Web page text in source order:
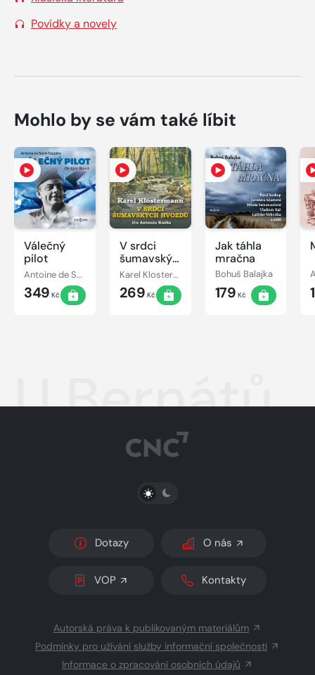
Povídky a novely
Mohlo by se vám také líbit
Válečný
pilot
Antoine de Saint-Exupéry
349 Kč
V srdci
šumavských
hvozdů
Karel Klostermann
269 Kč
Jak táhla
mračna
Bohuš Balajka
179 Kč
U Bernátů
PŘEPNOUT SVĚTLÝ/TMAVÝ REŽIM
Dotazy O nás
VOP Kontakty
Autorská práva k publikovaným materiálům
Podmínky pro užívání služby informační společnosti
Informace o zpracování osobních údajů